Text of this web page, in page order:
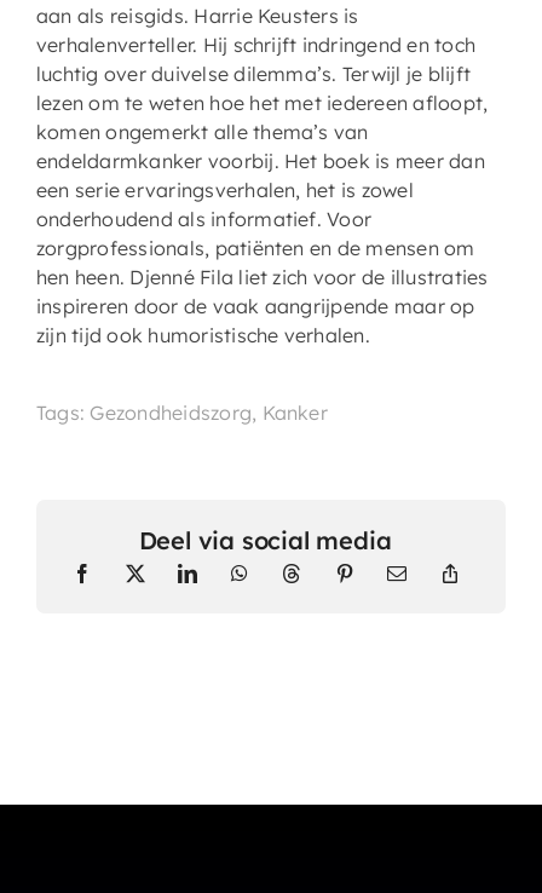
aan als reisgids. Harrie Keusters is
verhalenverteller. Hij schrijft indringend en toch
luchtig over duivelse dilemma’s. Terwijl je blijft
lezen om te weten hoe het met iedereen afloopt,
komen ongemerkt alle thema’s van
endeldarmkanker voorbij. Het boek is meer dan
een serie ervaringsverhalen, het is zowel
onderhoudend als informatief. Voor
zorgprofessionals, patiënten en de mensen om
hen heen. Djenné Fila liet zich voor de illustraties
inspireren door de vaak aangrijpende maar op
zijn tijd ook humoristische verhalen.
Tags: Gezondheidszorg, Kanker
Deel via social media